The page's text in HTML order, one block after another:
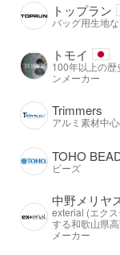
トップラン
バッグ用生地
トモイ
100年以上の歴
ンメーカー
Trimmers
アルミ素材中
TOHO
ビーズ
中野メリヤ
exterial (エク
する和歌山県
メーカー